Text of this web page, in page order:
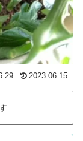
2023.06.15